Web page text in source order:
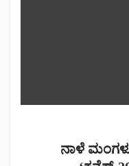
ನಾಳೆ